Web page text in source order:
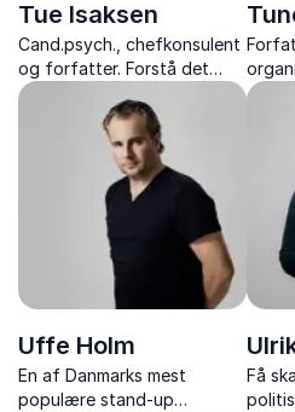
Tue Isaksen
Cand.psych., chefkonsulent
og forfatter. Forstå det
biologiske perspektiv på
stress, ledelse og
forandringer med Tue
og
Uffe Holm
En af Danmarks mest
populære stand-up
Få